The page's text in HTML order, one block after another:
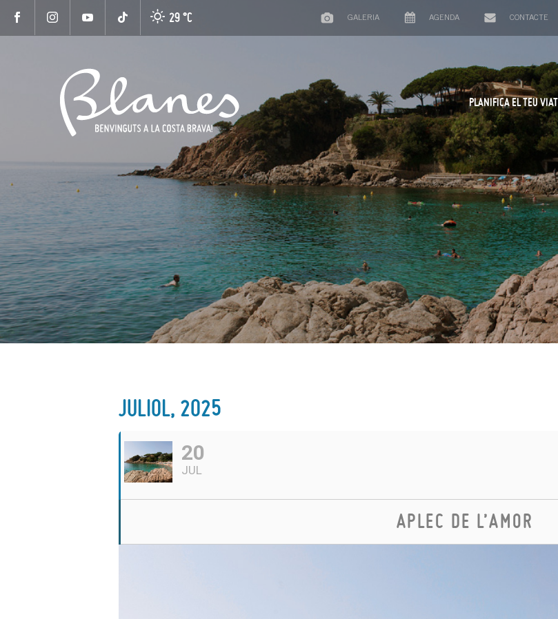
29 °C GALERIA AGENDA CONTACTE
PLANIFICA EL TEU
JULIOL, 2025
20
JUL
APLEC DE L’AMOR